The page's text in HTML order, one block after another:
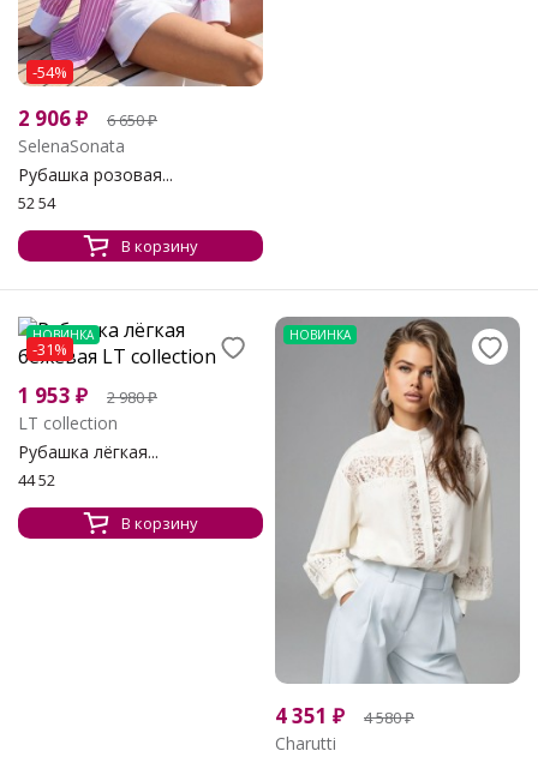
-54%
2 906₽ 6 650₽
SelenaSonata
Рубашка розовая...
52 54
В корзину
НОВИНКА
-31%
1 953 ₽ 2 980₽
LT collection
Рубашка лёгкая...
44 52
В корзину
НОВИНКА
4 351 ₽ 4 580₽
Charutti